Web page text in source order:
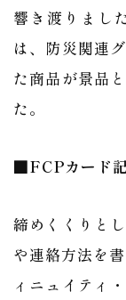
響き渡りまし
は、防災関連
た商品が景品
た。
■FCPカード
締めくくりと
や連絡方法を
ィニュイティ